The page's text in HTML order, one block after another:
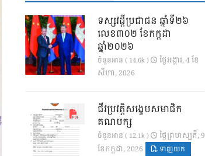
ទស្សវដ្តីប្រជាជន ឆ្នាំទី២៦
លេខ៣០២ ខែកក្កដា
ឆ្នាំ២០២៦
ចំនួនអាន ( 14.6k )
ថ្ងៃ​អង្គារ, 4 ខែ​
សីហា, 2026
ជីវប្រវត្តិសង្ខេបសមាជិក
គណបក្ស
ចំនួនអាន ( 12.1k )
ថ្ងៃ​ព្រហស្បតិ៍, 9
ខែ​កក្កដា, 2026
ទាញយក